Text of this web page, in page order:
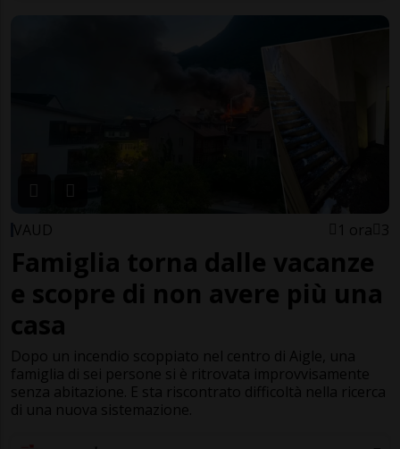
VAUD 1 ora 3
Famiglia torna dalle vacanze
e scopre di non avere più una
casa
Dopo un incendio scoppiato nel centro di Aigle, una
famiglia di sei persone si è ritrovata improvvisamente
senza abitazione. E sta riscontrato difficoltà nella ricerca
di una nuova sistemazione.